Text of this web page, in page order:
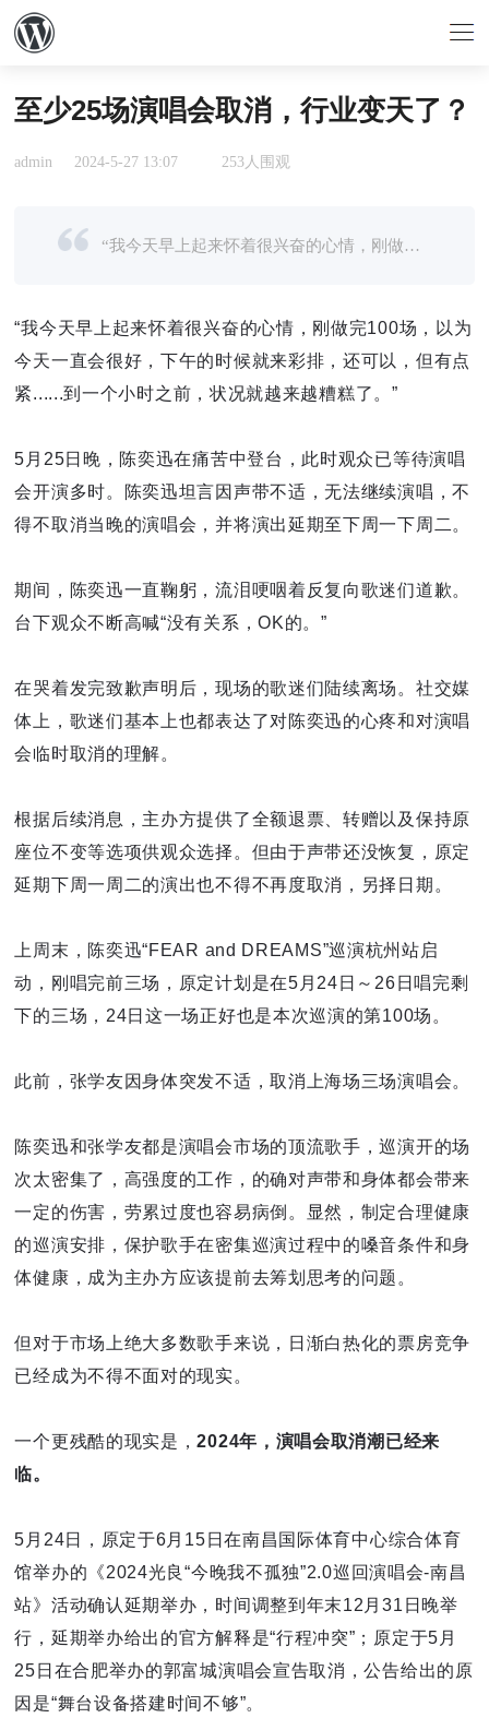
至少25场演唱会取消，行业变天了？
admin 2024-5-27 13:07 253人围观
“我今天早上起来怀着很兴奋的心情，刚做完100场，以为今天一直会很好，下午的时候就来彩排，还可以，但有点紧......到一个小时之前，状况就越来越糟糕了。”5月25日晚，陈奕迅在痛苦中登台，此时观众已等待演唱会开 ...
“我今天早上起来怀着很兴奋的心情，刚做完100场，以为
今天一直会很好，下午的时候就来彩排，还可以，但有点
紧......到一个小时之前，状况就越来越糟糕了。”
5月25日晚，陈奕迅在痛苦中登台，此时观众已等待演唱
会开演多时。陈奕迅坦言因声带不适，无法继续演唱，不
得不取消当晚的演唱会，并将演出延期至下周一下周二。
期间，陈奕迅一直鞠躬，流泪哽咽着反复向歌迷们道歉。
台下观众不断高喊“没有关系，OK的。”
在哭着发完致歉声明后，现场的歌迷们陆续离场。社交媒
体上，歌迷们基本上也都表达了对陈奕迅的心疼和对演唱
会临时取消的理解。
根据后续消息，主办方提供了全额退票、转赠以及保持原
座位不变等选项供观众选择。但由于声带还没恢复，原定
延期下周一周二的演出也不得不再度取消，另择日期。
上周末，陈奕迅“FEAR and DREAMS”巡演杭州站启
动，刚唱完前三场，原定计划是在5月24日～26日唱完剩
下的三场，24日这一场正好也是本次巡演的第100场。
此前，张学友因身体突发不适，取消上海场三场演唱会。
陈奕迅和张学友都是演唱会市场的顶流歌手，巡演开的场
次太密集了，高强度的工作，的确对声带和身体都会带来
一定的伤害，劳累过度也容易病倒。显然，制定合理健康
的巡演安排，保护歌手在密集巡演过程中的嗓音条件和身
体健康，成为主办方应该提前去筹划思考的问题。
但对于市场上绝大多数歌手来说，日渐白热化的票房竞争
已经成为不得不面对的现实。
一个更残酷的现实是，2024年，演唱会取消潮已经来
临。
5月24日，原定于6月15日在南昌国际体育中心综合体育
馆举办的《2024光良“今晚我不孤独”2.0巡回演唱会-南昌
站》活动确认延期举办，时间调整到年末12月31日晚举
行，延期举办给出的官方解释是“行程冲突”；原定于5月
25日在合肥举办的郭富城演唱会宣告取消，公告给出的原
因是“舞台设备搭建时间不够”。